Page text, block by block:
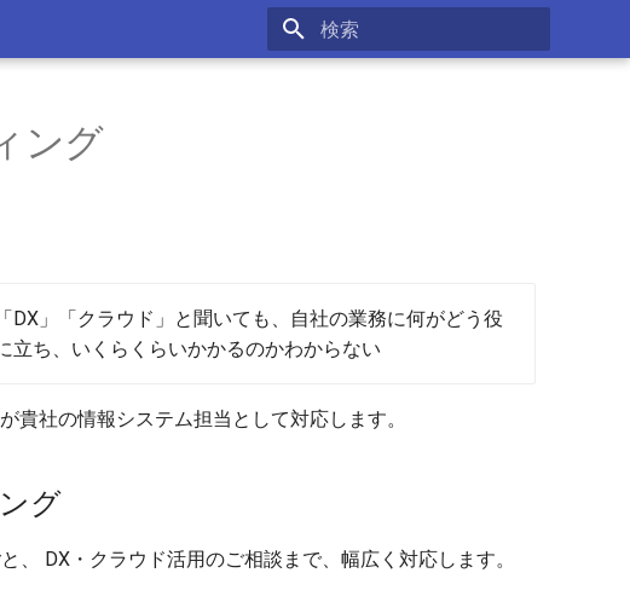
ング
「DX」「クラウド」と聞いても、自社の業務に何がどう役
立ち、いくらくらいかかるのかわからない
貴社の情報システム担当として対応します。
グ
DX・クラウド活用のご相談まで、幅広く対応します。